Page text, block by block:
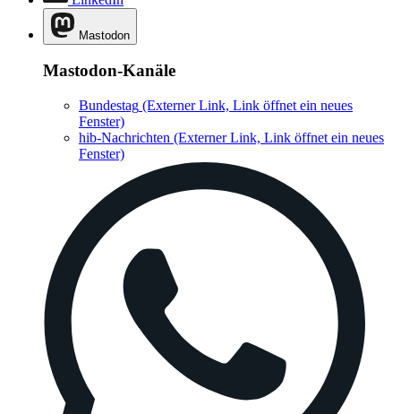
Mastodon
Mastodon-Kanäle
Bundestag (Externer Link, Link öffnet ein neues
Fenster)
hib-Nachrichten (Externer Link, Link öffnet ein neues
Fenster)